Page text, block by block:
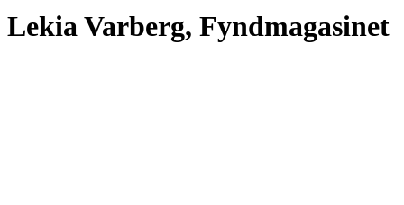
Lekia Varberg, Fyndmagasinet